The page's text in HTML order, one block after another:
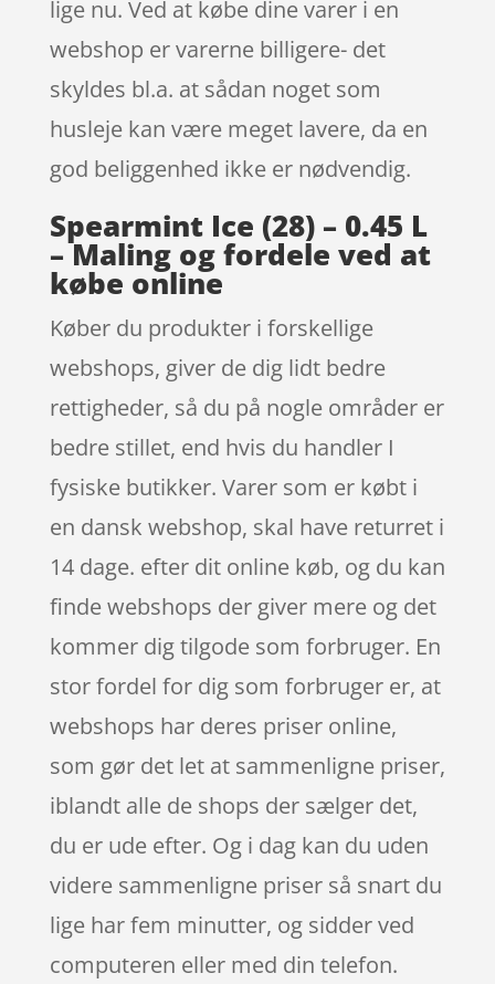
lige nu. Ved at købe dine varer i en
webshop er varerne billigere- det
skyldes bl.a. at sådan noget som
husleje kan være meget lavere, da en
god beliggenhed ikke er nødvendig.
Spearmint Ice (28) – 0.45 L
– Maling og fordele ved at
købe online
Køber du produkter i forskellige
webshops, giver de dig lidt bedre
rettigheder, så du på nogle områder er
bedre stillet, end hvis du handler I
fysiske butikker. Varer som er købt i
en dansk webshop, skal have returret i
14 dage. efter dit online køb, og du kan
finde webshops der giver mere og det
kommer dig tilgode som forbruger. En
stor fordel for dig som forbruger er, at
webshops har deres priser online,
som gør det let at sammenligne priser,
iblandt alle de shops der sælger det,
du er ude efter. Og i dag kan du uden
videre sammenligne priser så snart du
lige har fem minutter, og sidder ved
computeren eller med din telefon.